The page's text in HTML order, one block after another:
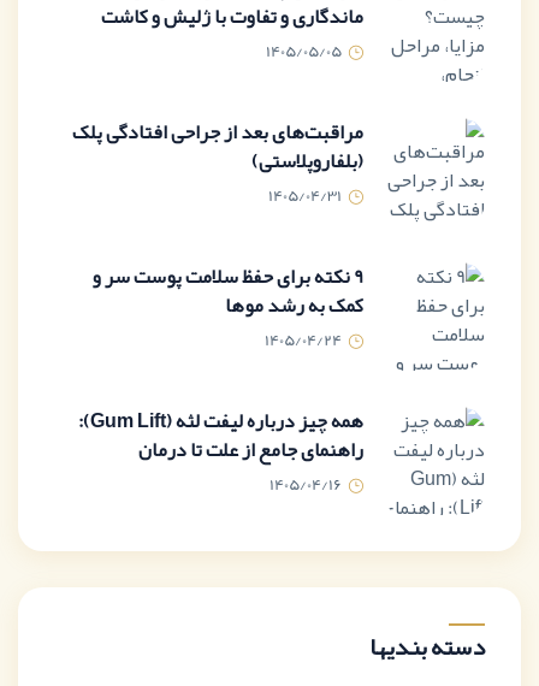
ماندگاری و تفاوت با ژلیش و کاشت
1405/05/05
مراقبت‌های بعد از جراحی افتادگی پلک
(بلفاروپلاستی)
1405/04/31
9 نکته برای حفظ سلامت پوست سر و
کمک به رشد موها
1405/04/24
همه چیز درباره لیفت لثه (Gum Lift):
راهنمای جامع از علت تا درمان
1405/04/16
دسته بندیها